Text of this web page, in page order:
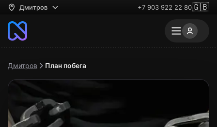
Дмитров +7 903 922 22 80🇬🇧
Дмитров План побега